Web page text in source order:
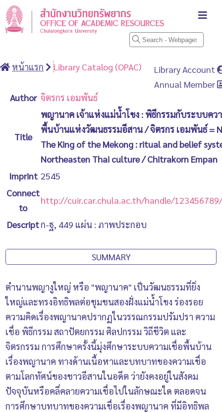
Library Account
Annual Member
หน้าแรก Library Catalog (OPAC)
Author จิตรกร เอมพันธ์
Title
พญานาค เจ้าแห่งแม่น้ำโขง : พิธีกรรมกับระบบคว
พื้นบ้านแห่งวัฒนธรรมอีสาน / จิตรกร เอมพันธ์ =
The King of the Mekong : ritual and belief
Northeasten Thai culture / Chitrakorn Empan
Imprint 2545
Connect
to
http://cuir.car.chula.ac.th/handle/
Descriptก-ฐ, 449 แผ่น : ภาพประกอบ
SUMMARY
ตำนานพญางูใหญ่ หรือ "พญานาค" เป็นวัฒนธรรมที่ยิ่ง
ใหญ่และทรงอิทธิพลต่อชุมชนสองฝั่งแม่น้ำโขง ร่องรอย
ความคิดเรื่องพญานาคปรากฏในวรรณกรรมปรัมปรา ความ
เชื่อ พิธีกรรม สถาปัตยกรรม ศิลปกรรม วิถีชีวิต และ
จิตรกรรม การศึกษาครั้งนี้มุ่งศึกษาระบบความเชื่อพื้นบ้าน
เรื่องพญานาค ทางด้านเนื้อหาและบทบาทของความเชื่อ
ตามโลกทัศน์ของชาวอีสานในอดีต ว่ายังคงอยู่ในสังคม
ปัจจุบันหรือคลี่คลายความเชื่อไปในลักษณะใด ตลอดจน
การศึกษาบทบาทของความเชื่อเรื่องพญานาค ที่มีอิทธิพล